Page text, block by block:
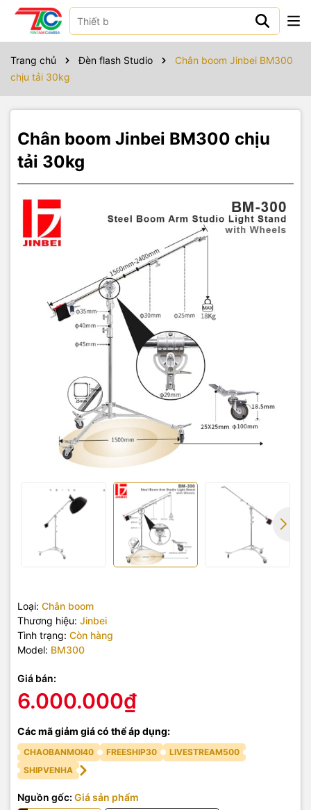
Trang chủ Đèn flash Studio
Chân boom Jinbei BM300
chịu tải 30kg
Chân boom Jinbei BM300 chịu
tải 30kg
Loại: Chân boom
Thương hiệu: Jinbei
Tình trạng: Còn hàng
Model: BM300
Giá bán:
6.000.000₫
Các mã giảm giá có thể áp dụng:
CHAOBANMOI40 FREESHIP30
LIVESTREAM500
SHIPVENHA
Nguồn gốc: Giá sản phẩm
Sản phẩm bao gồm